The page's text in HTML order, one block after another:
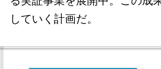
していく計画だ。